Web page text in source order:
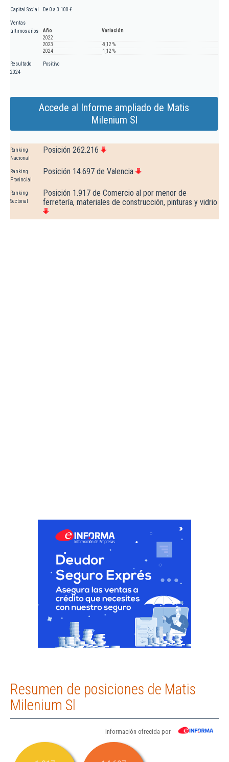
Capital Social De 0 a 3.100 €
Ventas
últimos años
Año
Variación
2022
2023
-8,12 %
2024
-1,12 %
Resultado
2024
Positivo
Accede al Informe ampliado de Matis
Milenium Sl
Ranking
Nacional
Posición 262.216
Ranking
Provincial
Posición 14.697 de Valencia
Ranking
Sectorial
Posición 1.917 de Comercio al por menor de
ferretería, materiales de construcción, pinturas y vidrio
Resumen de posiciones de Matis
Milenium Sl
Información ofrecida por